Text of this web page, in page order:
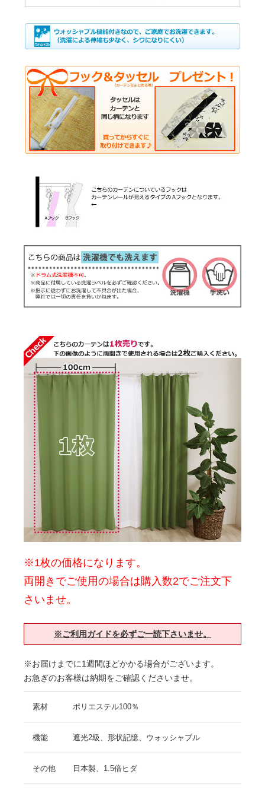
※1枚の価格になります。
両開きでご使用の場合は購入数2でご注文下
さいませ。
※ご利用ガイドを必ずご一読下さいませ。
※お届けまでに1週間ほどかかる場合がございます。
お急ぎのお客様は納期をご確認くださいませ。
素材 ポリエステル100％
機能 遮光2級、形状記憶、ウォッシャブル
その他 日本製、1.5倍ヒダ